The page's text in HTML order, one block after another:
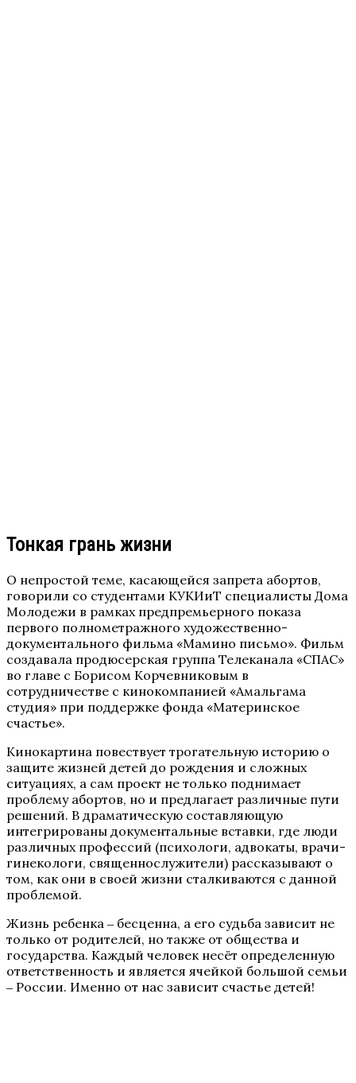
Тонкая грань жизни
О непростой теме, касающейся запрета абортов,
говорили со студентами КУКИиТ специалисты Дома
Молодежи в рамках предпремьерного показа
первого полнометражного художественно-
документального фильма «Мамино письмо». Фильм
создавала продюсерская группа Телеканала «СПАС»
во главе с Борисом Корчевниковым в
сотрудничестве с кинокомпанией «Амальгама
студия» при поддержке фонда «Материнское
счастье».
Кинокартина повествует трогательную историю о
защите жизней детей до рождения и сложных
ситуациях, а сам проект не только поднимает
проблему абортов, но и предлагает различные пути
решений. В драматическую составляющую
интегрированы документальные вставки, где люди
различных профессий (психологи, адвокаты, врачи-
гинекологи, священнослужители) рассказывают о
том, как они в своей жизни сталкиваются с данной
проблемой.
Жизнь ребенка ‒ бесценна, а его судьба зависит не
только от родителей, но также от общества и
государства. Каждый человек несёт определенную
ответственность и является ячейкой большой семьи
‒ России. Именно от нас зависит счастье детей!